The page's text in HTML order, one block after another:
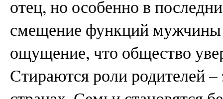
отец, но особенно в
смещение функций
ощущение, что общество
Стираются роли родителей